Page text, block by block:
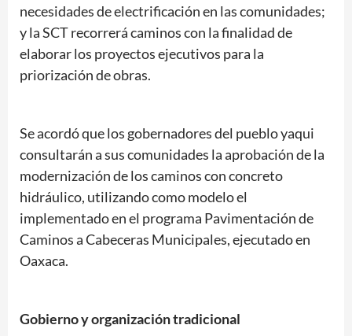
necesidades de electrificación en las comunidades;
y la SCT recorrerá caminos con la finalidad de
elaborar los proyectos ejecutivos para la
priorización de obras.
Se acordó que los gobernadores del pueblo yaqui
consultarán a sus comunidades la aprobación de la
modernización de los caminos con concreto
hidráulico, utilizando como modelo el
implementado en el programa Pavimentación de
Caminos a Cabeceras Municipales, ejecutado en
Oaxaca.
Gobierno y organización tradicional